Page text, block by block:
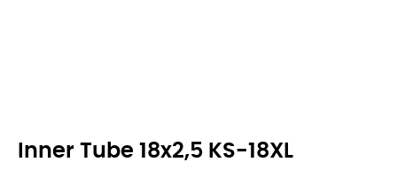
Inner Tube 18x2,5 KS-18XL